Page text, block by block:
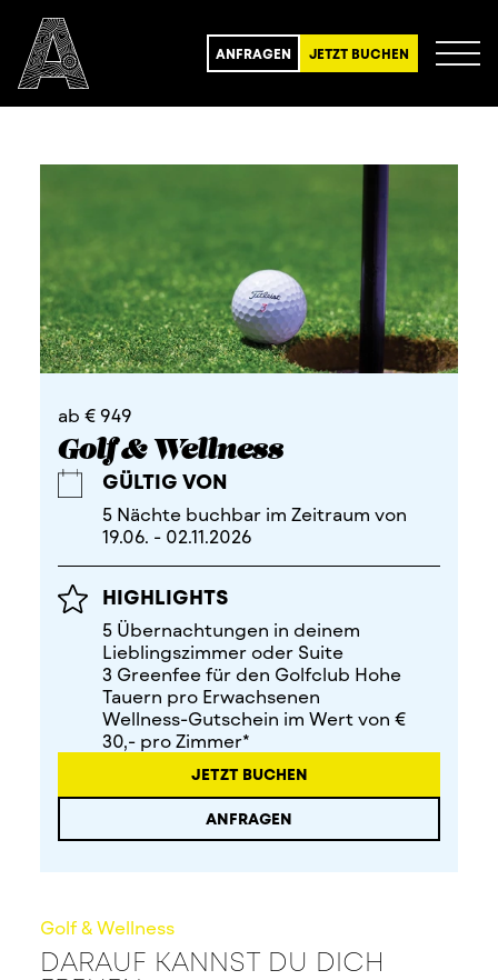
ANFRAGEN JETZT BUCHEN
ab € 949
Golf & Wellness
GÜLTIG VON
5 Nächte buchbar im Zeitraum von
19.06. - 02.11.2026
HIGHLIGHTS
5 Übernachtungen in deinem
Lieblingszimmer oder Suite
3 Greenfee für den Golfclub Hohe
Tauern pro Erwachsenen
Wellness-Gutschein im Wert von €
30,- pro Zimmer*
JETZT BUCHEN
ANFRAGEN
Golf & Wellness
DARAUF KANNST DU DICH